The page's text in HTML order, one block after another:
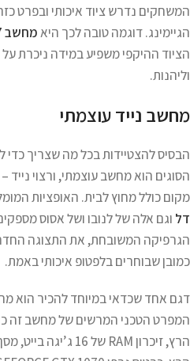
המשחקים נדרש ציוד איכותי ובפרט
הגיימינג. דוגמה טובה לכך היאמחשב lenovo i7
הציוד ההיקפי משפיע במידה ניכרת על
וליהנות.
מחשב נייד עוצמתי
הבסיס להצטיידות בכל מה שצריך
הסוגים הוא מחשב עוצמתי, ורצוי
מקום כולל מחוץ לבית. האופציות
דל וגם אלה של לנובו ושל אסוס
הגרפיקה המשובחת, את התצוגה
כמובן שבוחרים בלפטופ איכותי באמת.